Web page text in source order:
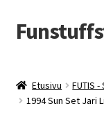
Siirry
navigointiin
Siirry
sisältöön
Etusivu FUTIS -
1994 Sun Set Jari